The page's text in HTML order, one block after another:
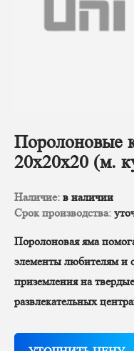
Поролоновые
20х20х20 (м.
Наличие: в наличии
Срок производства:
Поролоновая яма
элементы любителям и
приземления на
развлекательных